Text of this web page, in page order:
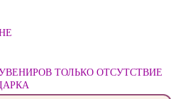
ТОЛЬКО ОТСУТСТВИЕ